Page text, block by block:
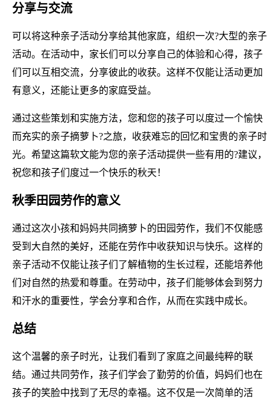
分享与交流
可以将这种亲子活动分享给其他家庭，组织一次?大型的亲子
活动。在活动中，家长们可以分享自己的体验和心得，孩子
们可以互相交流，分享彼此的收获。这样不仅能让活动更加
有意义，还能让更多的家庭受益。
通过这些策划和实施方法，您和您的孩子可以度过一个愉快
而充实的亲子摘萝卜?之旅，收获难忘的回忆和宝贵的亲子时
光。希望这篇软文能为您的亲子活动提供一些有用的?建议，
祝您和孩子们度过一个快乐的秋天！
秋季田园劳作的意义
通过这次小孩和妈妈共同摘萝卜的田园劳作，我们不仅能感
受到大自然的美好，还能在劳作中收获知识与快乐。这样的
亲子活动不仅能让孩子们了解植物的生长过程，还能培养他
们对自然的热爱和尊重。在劳动中，孩子们能够体会到努力
和汗水的重要性，学会分享和合作，从而在实践中成长。
总结
这个温馨的亲子时光，让我们看到了家庭之间最纯粹的联
结。通过共同劳作，孩子们学会了勤劳的价值，妈妈们也在
孩子的笑脸中找到了无尽的幸福。这不仅是一次简单的活